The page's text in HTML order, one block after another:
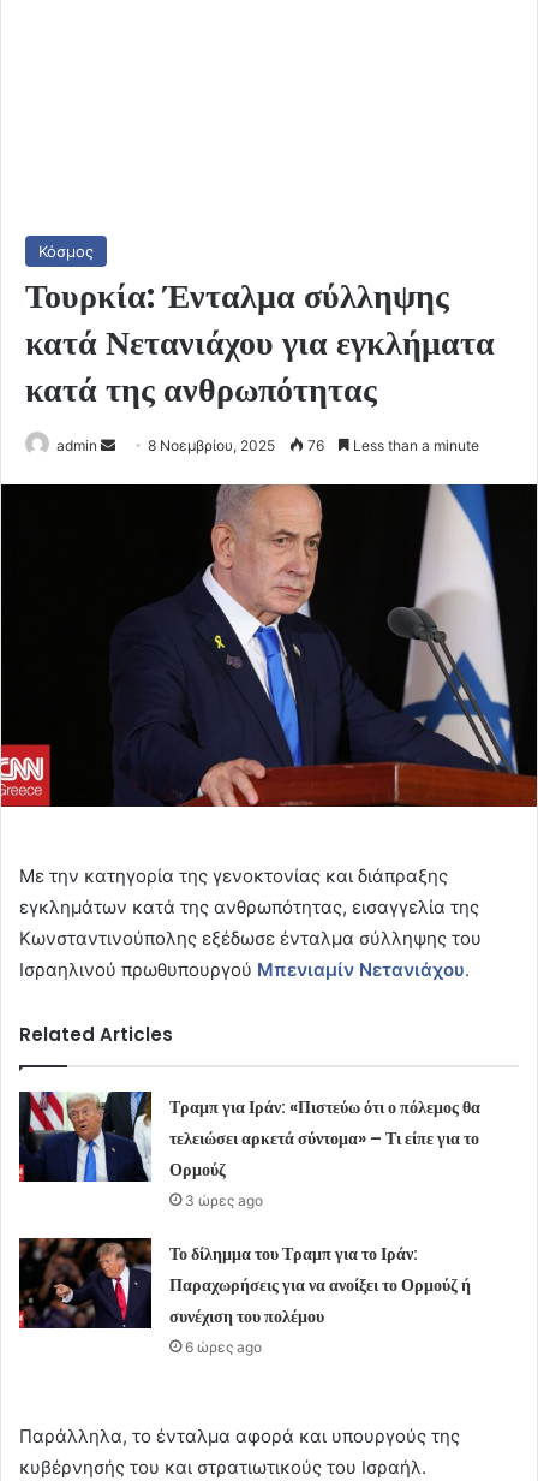
Κόσμος
Τουρκία: Ένταλμα σύλληψης
κατά Νετανιάχου για εγκλήματα
κατά της ανθρωπότητας
admin
Send8 Νοεμβρίου, 2025 76 Less than a minute
Με την κατηγορία της γενοκτονίας και διάπραξης
εγκλημάτων κατά της ανθρωπότητας, εισαγγελία της
Κωνσταντινούπολης εξέδωσε ένταλμα σύλληψης του
Ισραηλινού πρωθυπουργού Μπενιαμίν Νετανιάχου.
Related Articles
Τραμπ για Ιράν: «Πιστεύω ότι ο πόλεμος θα
τελειώσει αρκετά σύντομα» – Τι είπε για το
Ορμούζ
3 ώρες ago
Το δίλημμα του Τραμπ για το Ιράν:
Παραχωρήσεις για να ανοίξει το Ορμούζ ή
συνέχιση του πολέμου
6 ώρες ago
Παράλληλα, το ένταλμα αφορά και υπουργούς της
κυβέρνησής του και στρατιωτικούς του Ισραήλ.